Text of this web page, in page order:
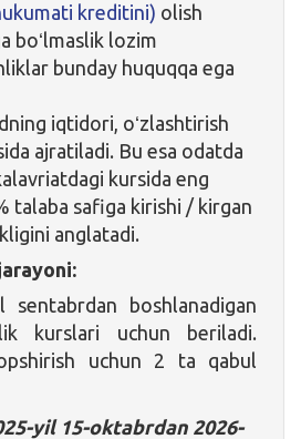
kreditini) olish
boʻlmaslik lozim
bunday huquqqa ega
iqtidori, oʻzlashtirish
ajratiladi. Bu esa odatda
kursida eng
talaba safiga kirishi / kirgan
anglatadi.
sentabrdan boshlanadigan
kurslari uchun beriladi.
uchun 2 ta qabul
yil 15-oktabrdan 2026-